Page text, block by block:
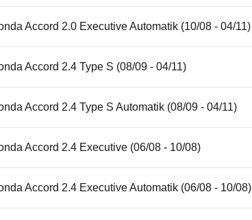
Accord 2.0 Executive Automatik (10/08 - 04/11)
Accord 2.4 Type S (08/09 - 04/11)
Accord 2.4 Type S Automatik (08/09 - 04/11)
Accord 2.4 Executive (06/08 - 10/08)
Accord 2.4 Executive Automatik (06/08 - 10/08)